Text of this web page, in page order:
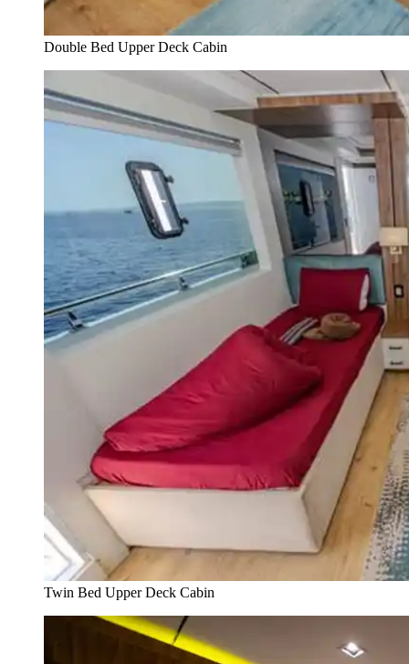
Double Bed Upper Deck Cabin
Twin Bed Upper Deck Cabin